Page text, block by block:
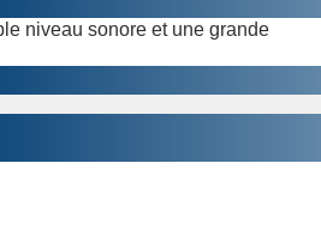
niveau sonore et une grande